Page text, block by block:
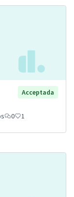
Acceptada
0 1